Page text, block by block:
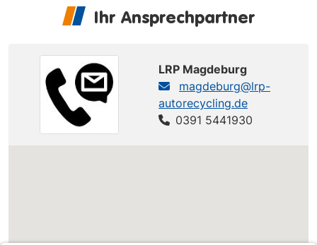
Ihr Ansprechpartner
LRP Magdeburg
magdeburg@lrp-
autorecycling.de
0391 5441930